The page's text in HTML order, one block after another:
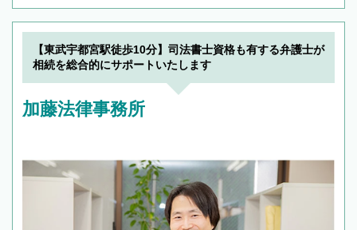
【東武宇都宮駅徒歩10分】司法書士資格も有する弁護士が
相続を総合的にサポートいたします
加藤法律事務所